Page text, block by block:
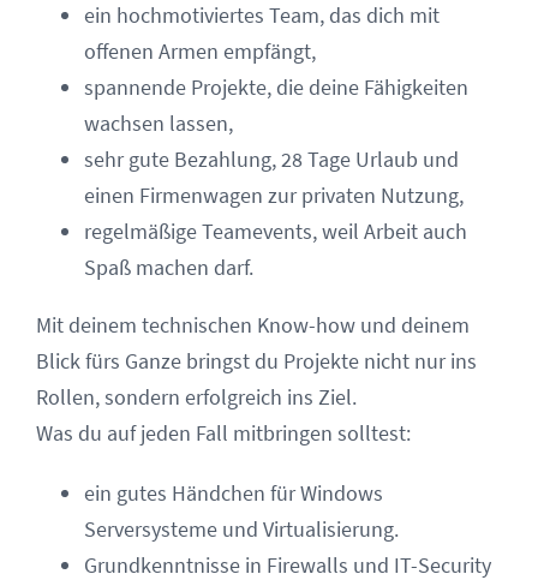
ein hochmotiviertes Team, das dich mit
offenen Armen empfängt,
spannende Projekte, die deine Fähigkeiten
wachsen lassen,
sehr gute Bezahlung, 28 Tage Urlaub und
einen Firmenwagen zur privaten Nutzung,
regelmäßige Teamevents, weil Arbeit auch
Spaß machen darf.
Mit deinem technischen Know-how und deinem
Blick fürs Ganze bringst du Projekte nicht nur ins
Rollen, sondern erfolgreich ins Ziel.
Was du auf jeden Fall mitbringen solltest:
ein gutes Händchen für Windows
Serversysteme und Virtualisierung.
Grundkenntnisse in Firewalls und IT-Security